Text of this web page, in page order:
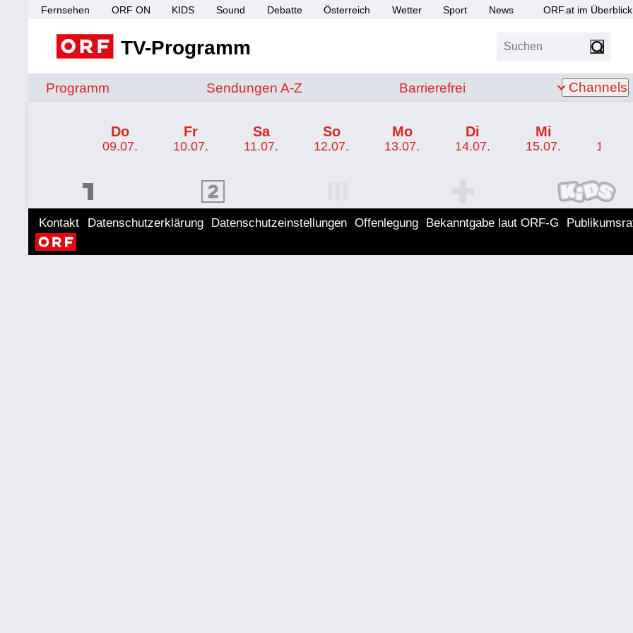
Fernsehen ORF ON KIDS Sound Debatte Österreich Wetter Sport News ORF.at im Überblick
TV-Programm Suchen
Programm Sendungen von A bis Z
Sendungen A-Z Barrierefrei
Barrierefrei Channels
Do
09.07.
Fr
10.07.
Sa
11.07.
So
12.07.
Mo
13.07.
Di
14.07.
Mi
15.07. 16.07.
ORF 2 Programm ORF KIDS Programm
Kontakt Datenschutzerklärung Datenschutzeinstellungen Offenlegung Bekanntgabe laut ORF-G